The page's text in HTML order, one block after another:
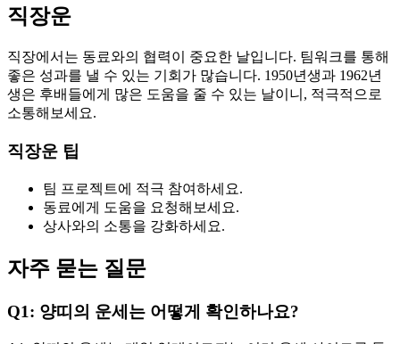
직장운
직장에서는 동료와의 협력이 중요한 날입니다. 팀워크를 통해
좋은 성과를 낼 수 있는 기회가 많습니다. 1950년생과 1962년
생은 후배들에게 많은 도움을 줄 수 있는 날이니, 적극적으로
소통해보세요.
직장운 팁
팀 프로젝트에 적극 참여하세요.
동료에게 도움을 요청해보세요.
상사와의 소통을 강화하세요.
자주 묻는 질문
Q1: 양띠의 운세는 어떻게 확인하나요?